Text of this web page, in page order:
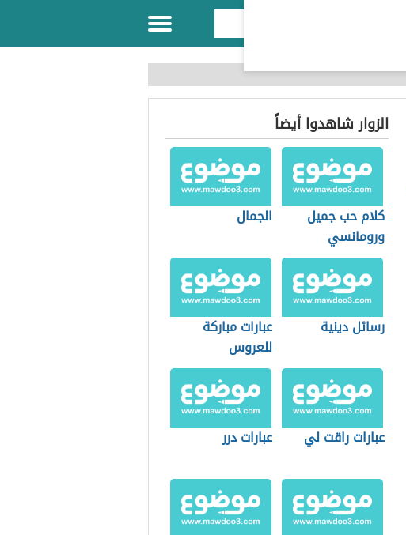
الزوار شاهدوا أيضاً
كلام حب جميل
ورومانسي
الجمال
رسائل دينية
عبارات مباركة
للعروس
عبارات راقت لي عبارات درر